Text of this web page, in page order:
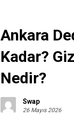
Ankara
Kadar?
Nedir?
Swap
26 Mayıs 2026